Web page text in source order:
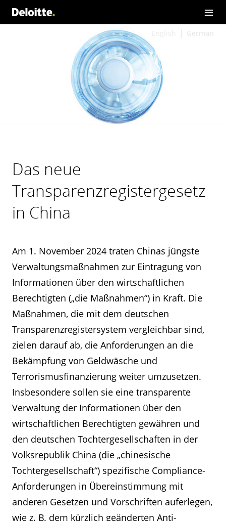
English German
Das neue
Transparenzregistergesetz
in China
Am 1. November 2024 traten Chinas jüngste
Verwaltungsmaßnahmen zur Eintragung von
Informationen über den wirtschaftlichen
Berechtigten („die Maßnahmen“) in Kraft. Die
Maßnahmen, die mit dem deutschen
Transparenzregistersystem vergleichbar sind,
zielen darauf ab, die Anforderungen an die
Bekämpfung von Geldwäsche und
Terrorismusfinanzierung weiter umzusetzen.
Insbesondere sollen sie eine transparente
Verwaltung der Informationen über den
wirtschaftlichen Berechtigten gewähren und
den deutschen Tochtergesellschaften in der
Volksrepublik China (die „chinesische
Tochtergesellschaft“) spezifische Compliance-
Anforderungen in Übereinstimmung mit
anderen Gesetzen und Vorschriften auferlegen,
wie z. B. dem kürzlich geänderten Anti-